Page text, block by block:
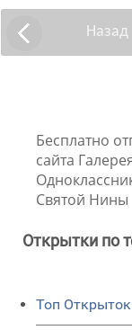
Назад
Бесплатно
сайта
Святой Нины
Открытки по
Топ Открыток